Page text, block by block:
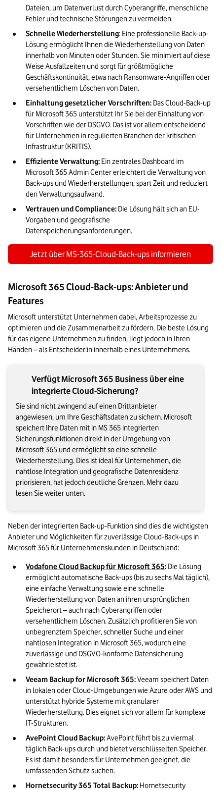
Dateien, um Datenverlust durch Cyberangriffe, menschliche
Fehler und technische Störungen zu vermeiden.
Schnelle Wiederherstellung: Eine professionelle Back-up-
Lösung ermöglicht Ihnen die Wiederherstellung von Daten
innerhalb von Minuten oder Stunden. Sie minimiert auf diese
Weise Ausfallzeiten und sorgt für größtmögliche
Geschäftskontinuität, etwa nach Ransomware-Angriffen oder
versehentlichem Löschen von Daten.
Einhaltung gesetzlicher Vorschriften: Das Cloud-Back-up
für Microsoft 365 unterstützt Ihr Sie bei der Einhaltung von
Vorschriften wie der DSGVO. Das ist vor allem entscheidend
für Unternehmen in regulierten Branchen der kritischen
Infrastruktur (KRITIS).
Effiziente Verwaltung: Ein zentrales Dashboard im
Microsoft 365 Admin Center erleichtert die Verwaltung von
Back-ups und Wiederherstellungen, spart Zeit und reduziert
den Verwaltungsaufwand.
Vertrauen und Compliance: Die Lösung hält sich an EU-
Vorgaben und geografische
Datenspeicherungsanforderungen.
Jetzt über MS-365-Cloud-Back-ups informieren
Microsoft 365 Cloud-Back-ups: Anbieter und
Features
Microsoft unterstützt Unternehmen dabei, Arbeitsprozesse zu
optimieren und die Zusammenarbeit zu fördern. Die beste Lösung
für das eigene Unternehmen zu finden, liegt jedoch in Ihren
Händen – als Entscheider:in innerhalb eines Unternehmens.
Verfügt Microsoft 365 Business über eine
integrierte Cloud-Sicherung?
Sie sind nicht zwingend auf einen Drittanbieter
angewiesen, um Ihre Geschäftsdaten zu sichern. Microsoft
speichert Ihre Daten mit in MS 365 integrierten
Sicherungsfunktionen direkt in der Umgebung von
Microsoft 365 und ermöglicht so eine schnelle
Wiederherstellung. Dies ist ideal für Unternehmen, die
nahtlose Integration und geografische Datenresidenz
priorisieren, hat jedoch deutliche Grenzen. Mehr dazu
lesen Sie weiter unten.
Neben der integrierten Back-up-Funktion sind dies die wichtigsten
Anbieter und Möglichkeiten für zuverlässige Cloud-Back-ups in
Microsoft 365 für Unternehmenskunden in Deutschland:
Vodafone Cloud Backup für Microsoft 365: Die Lösung
ermöglicht automatische Back-ups (bis zu sechs Mal täglich),
eine einfache Verwaltung sowie eine schnelle
Wiederherstellung von Daten an ihren ursprünglichen
Speicherort – auch nach Cyberangriffen oder
versehentlichem Löschen. Zusätzlich profitieren Sie von
unbegrenztem Speicher, schneller Suche und einer
nahtlosen Integration in Microsoft 365, wodurch eine
zuverlässige und DSGVO-konforme Datensicherung
gewährleistet ist.
Veeam Backup for Microsoft 365: Veeam speichert Daten
in lokalen oder Cloud-Umgebungen wie Azure oder AWS und
unterstützt hybride Systeme mit granularer
Wiederherstellung. Dies eignet sich vor allem für komplexe
IT-Strukturen.
AvePoint Cloud Backup: AvePoint führt bis zu viermal
täglich Back-ups durch und bietet verschlüsselten Speicher.
Es ist damit besonders für Unternehmen geeignet, die
umfassenden Schutz suchen.
Hornetsecurity 365 Total Backup: Hornetsecurity